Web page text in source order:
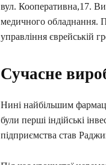
вул. Кооперативна,17.
медичного обладнання.
управління єврейській
Сучасне
Нині найбільшим
були перші індійські
підприємства став